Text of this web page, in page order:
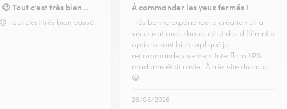
Tout c’est très bien…
Tout c’est très bien passé
À commander les yeux fermés !
Très bonne expérience la création et la
visualisation du bouquet et des différentes
options sont bien expliqué je
recommande vivement Interflora ! PS:
madame était ravie ! À très vite du coup
😁
26/05/2026